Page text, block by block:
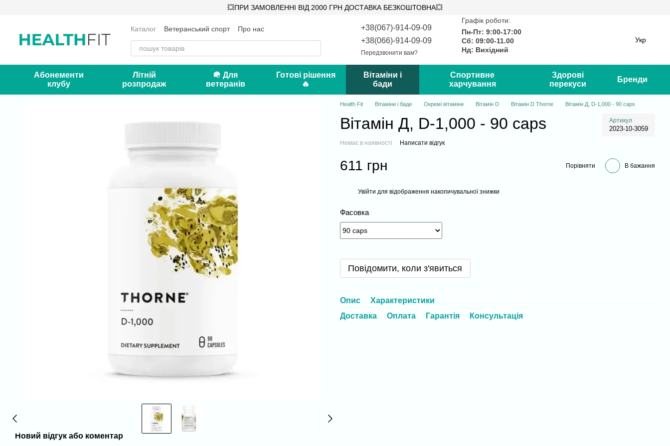
💥ПРИ ЗАМОВЛЕННІ ВІД 2000 ГРН ДОСТАВКА БЕЗКОШТОВНА💥
Каталог Ветеранський спорт
Про нас
Оплата і доставка
Сертифікати
Відгуки про магазин
Контакти
Блог
+38(067)-914-09-09
+38(066)-914-09-09
Передзвонити вам?
Графік роботи:
Пн-Пт: 9:00-17:00
Сб: 09:00-11.00
Нд: Вихідний
Укр
Абонементи
клубу
Літній
розпродаж
🪖 Для
ветеранів
Готові рішення
🔥
Вітаміни і
бади
Спортивне
харчування
Здорові
перекуси
Бренди
Новий відгук або коментар
Health Fit Вітаміни і бади Окремі вітаміни Вітамін D Вітамін D Thorne Вітамін Д, D-1,000 - 90 caps
Вітамін Д, D-1,000 - 90 caps Артикул
2023-10-3059
Немає в наявності Написати відгук
611 грн Порівняти В бажання
Увійти для відображення накопичувальної знижки
Фасовка
Повідомити, коли з'явиться
Опис
Характеристики
Доставка
Оплата Гарантія Консультація